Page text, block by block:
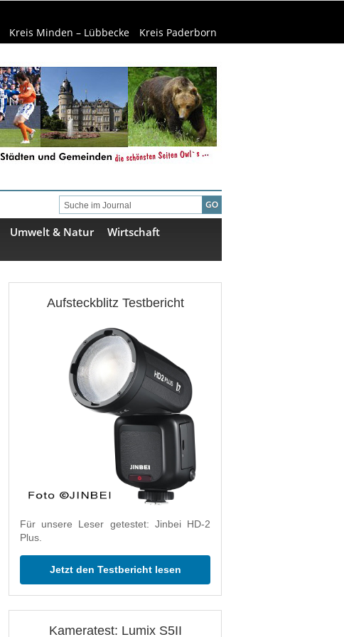
Kreis Minden – Lübbecke Kreis Paderborn
Umwelt & Natur
Wirtschaft
Aufsteckblitz Testbericht
Für unsere Leser getestet: Jinbei HD-2
Plus.
Jetzt den Testbericht lesen
Kameratest: Lumix S5II